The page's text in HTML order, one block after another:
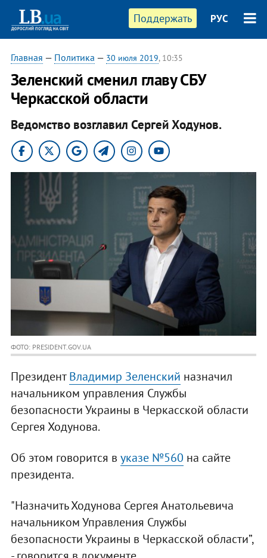
Поддержать РУС
Главная — Политика — 30 июля 2019, 10:35
Зеленский сменил главу СБУ
Черкасской области
Ведомство возглавил Сергей Ходунов.
ФОТО: PRESIDENT.GOV.UA
ПрезидентВладимир Зеленский назначил
начальником управления Службы
безопасности Украины в Черкасской области
Сергея Ходунова.
Об этом говорится в указе №560 на сайте
президента.
"Назначить Ходунова Сергея Анатольевича
начальником Управления Службы
безопасности Украины в Черкасской области”,